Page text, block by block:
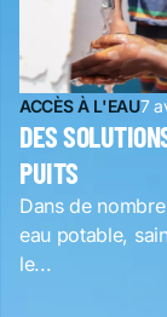
ACCÈS À L'EAU7
DES
PUITS
Dans de
eau potable,
le...